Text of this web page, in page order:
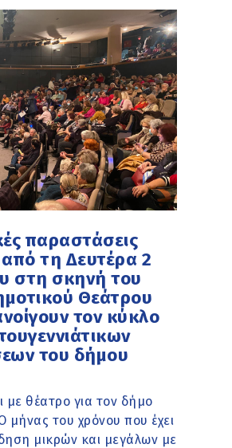
παραστάσεις
τη Δευτέρα 2
στη σκηνή του
Θεάτρου
τον κύκλο
του δήμου
με θέατρο για τον δήμο
του χρόνου που έχει
μικρών και μεγάλων με